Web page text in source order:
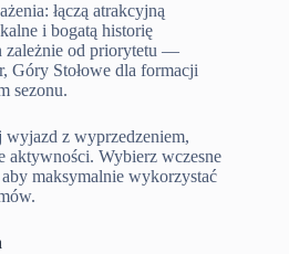
łączą atrakcyjną
i bogatą historię
zależnie od priorytetu —
Góry Stołowe dla formacji
sezonu.
z wyprzedzeniem,
aktywności. Wybierz wczesne
maksymalnie wykorzystać